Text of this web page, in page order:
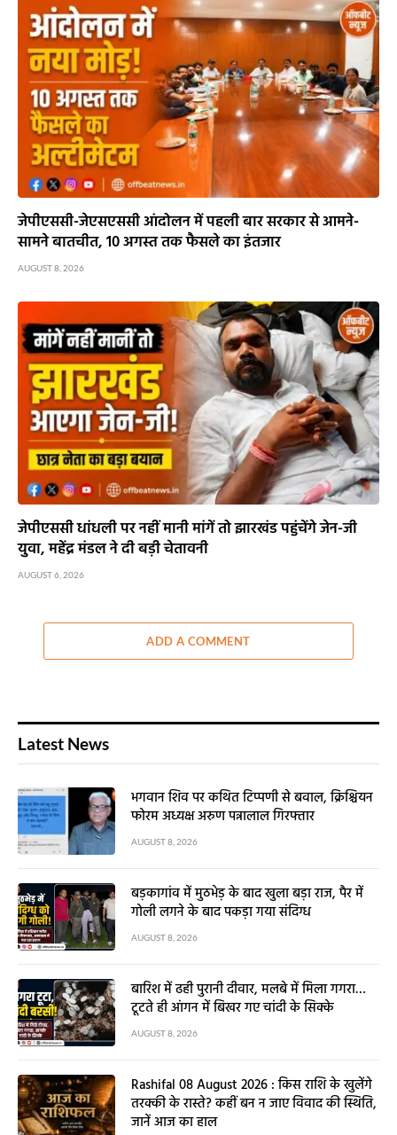
जेपीएससी-जेएसएससी आंदोलन में पहली बार सरकार से आमने-
सामने बातचीत, 10 अगस्त तक फैसले का इंतजार
AUGUST 8, 2026
जेपीएससी धांधली पर नहीं मानी मांगें तो झारखंड पहुंचेंगे जेन-जी
युवा, महेंद्र मंडल ने दी बड़ी चेतावनी
AUGUST 6, 2026
ADD A COMMENT
Latest News
भगवान शिव पर कथित टिप्पणी से बवाल, क्रिश्चियन
फोरम अध्यक्ष अरुण पन्नालाल गिरफ्तार
AUGUST 8, 2026
बड़कागांव में मुठभेड़ के बाद खुला बड़ा राज, पैर में
गोली लगने के बाद पकड़ा गया संदिग्ध
AUGUST 8, 2026
बारिश में ढही पुरानी दीवार, मलबे में मिला गगरा…
टूटते ही आंगन में बिखर गए चांदी के सिक्के
AUGUST 8, 2026
Rashifal 08 August 2026 : किस राशि के खुलेंगे
तरक्की के रास्ते? कहीं बन न जाए विवाद की स्थिति,
जानें आज का हाल